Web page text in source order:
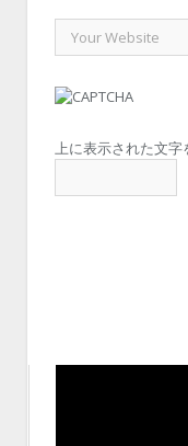
上に表示された文字